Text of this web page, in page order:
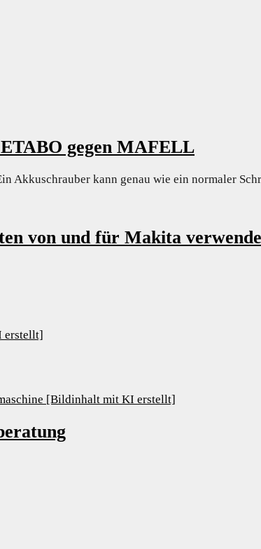
gegen MAFELL
Akkuschrauber kann genau wie ein normaler
von und für Makita